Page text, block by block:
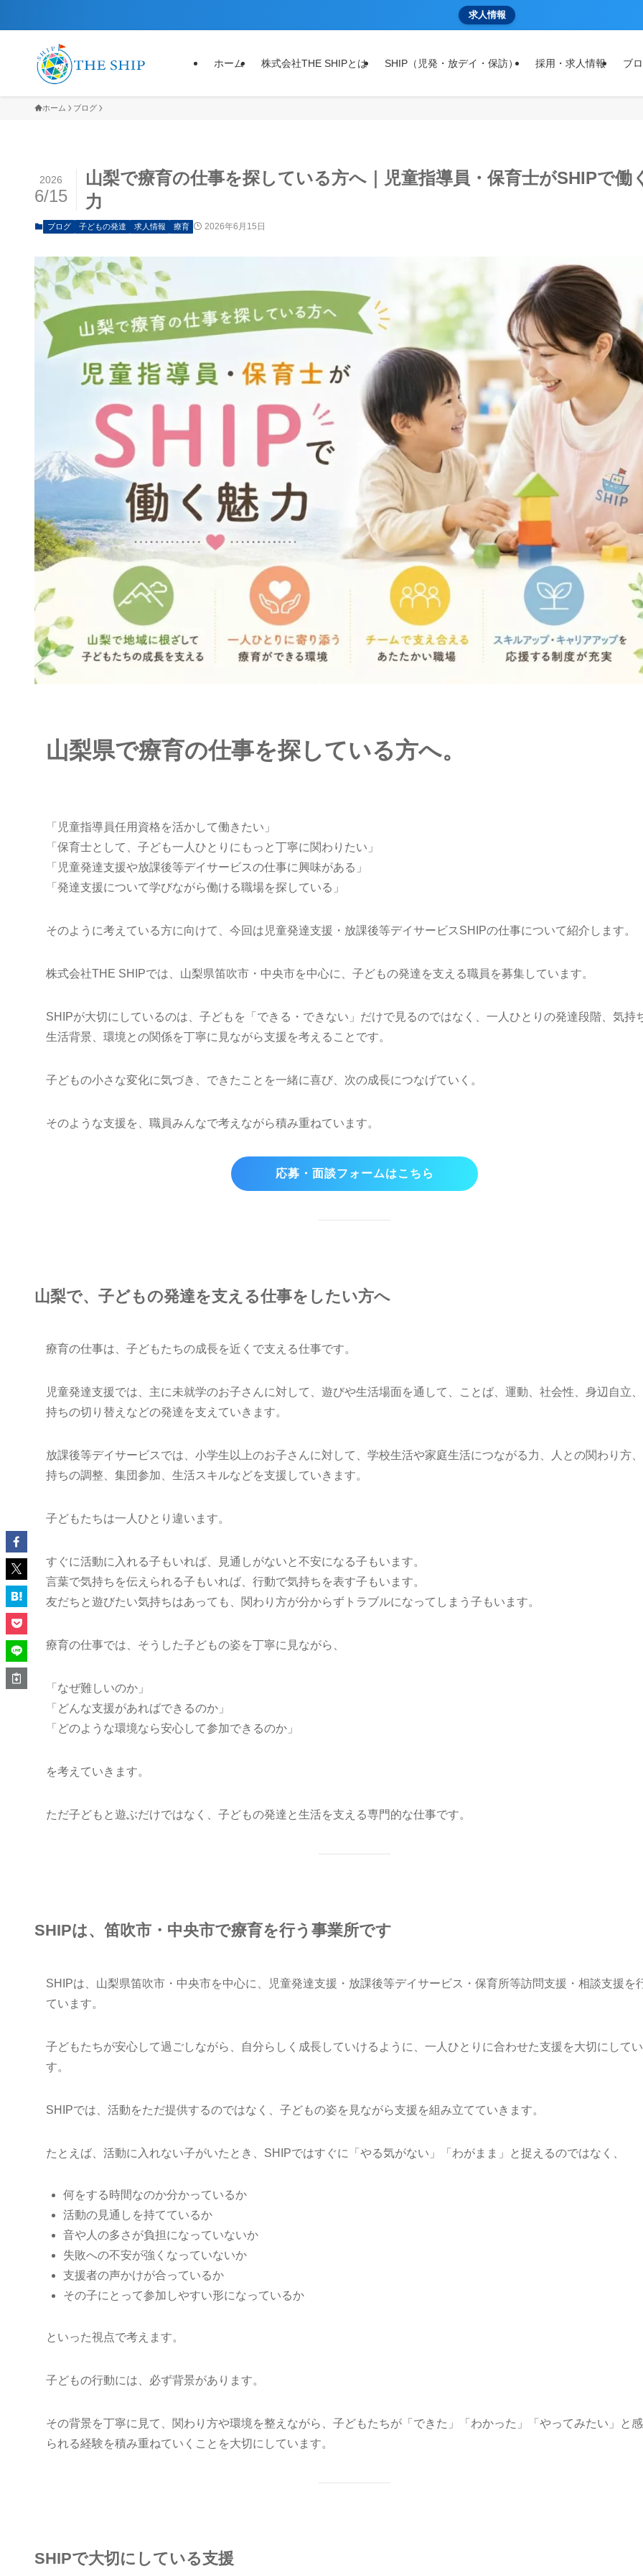
求人情報
ホーム 株式会社THE SHIPとは SHIP（児発・放デイ・保訪） 採用・求人情報 ブ
ホーム ブログ
山梨で療育の仕事を探している方へ｜児童指導員・保育士がSHIPで働
力
2026
6/15
ブログ 子どもの発達 求人情報 療育 2026年6月15日
山梨県で療育の仕事を探している方へ。
「児童指導員任用資格を活かして働きたい」
「保育士として、子ども一人ひとりにもっと丁寧に関わりたい」
「児童発達支援や放課後等デイサービスの仕事に興味がある」
「発達支援について学びながら働ける職場を探している」
そのように考えている方に向けて、今回は児童発達支援・放課後等デイサービスSHIPの仕事について紹介します。
株式会社THE SHIPでは、山梨県笛吹市・中央市を中心に、子どもの発達を支える職員を募集しています。
SHIPが大切にしているのは、子どもを「できる・できない」だけで見るのではなく、一人ひとりの発達段階、気持
生活背景、環境との関係を丁寧に見ながら支援を考えることです。
子どもの小さな変化に気づき、できたことを一緒に喜び、次の成長につなげていく。
そのような支援を、職員みんなで考えながら積み重ねています。
応募・面談フォームはこちら
山梨で、子どもの発達を支える仕事をしたい方へ
療育の仕事は、子どもたちの成長を近くで支える仕事です。
児童発達支援では、主に未就学のお子さんに対して、遊びや生活場面を通して、ことば、運動、社会性、身辺自立
持ちの切り替えなどの発達を支えていきます。
放課後等デイサービスでは、小学生以上のお子さんに対して、学校生活や家庭生活につながる力、人との関わり方
持ちの調整、集団参加、生活スキルなどを支援していきます。
子どもたちは一人ひとり違います。
すぐに活動に入れる子もいれば、見通しがないと不安になる子もいます。
言葉で気持ちを伝えられる子もいれば、行動で気持ちを表す子もいます。
友だちと遊びたい気持ちはあっても、関わり方が分からずトラブルになってしまう子もいます。
療育の仕事では、そうした子どもの姿を丁寧に見ながら、
「なぜ難しいのか」
「どんな支援があればできるのか」
「どのような環境なら安心して参加できるのか」
を考えていきます。
ただ子どもと遊ぶだけではなく、子どもの発達と生活を支える専門的な仕事です。
SHIPは、笛吹市・中央市で療育を行う事業所です
SHIPは、山梨県笛吹市・中央市を中心に、児童発達支援・放課後等デイサービス・保育所等訪問支援・相談支援を
ています。
子どもたちが安心して過ごしながら、自分らしく成長していけるように、一人ひとりに合わせた支援を大切にして
す。
SHIPでは、活動をただ提供するのではなく、子どもの姿を見ながら支援を組み立てていきます。
たとえば、活動に入れない子がいたとき、SHIPではすぐに「やる気がない」「わがまま」と捉えるのではなく、
何をする時間なのか分かっているか
活動の見通しを持てているか
音や人の多さが負担になっていないか
失敗への不安が強くなっていないか
支援者の声かけが合っているか
その子にとって参加しやすい形になっているか
といった視点で考えます。
子どもの行動には、必ず背景があります。
その背景を丁寧に見て、関わり方や環境を整えながら、子どもたちが「できた」「わかった」「やってみたい」と
られる経験を積み重ねていくことを大切にしています。
SHIPで大切にしている支援